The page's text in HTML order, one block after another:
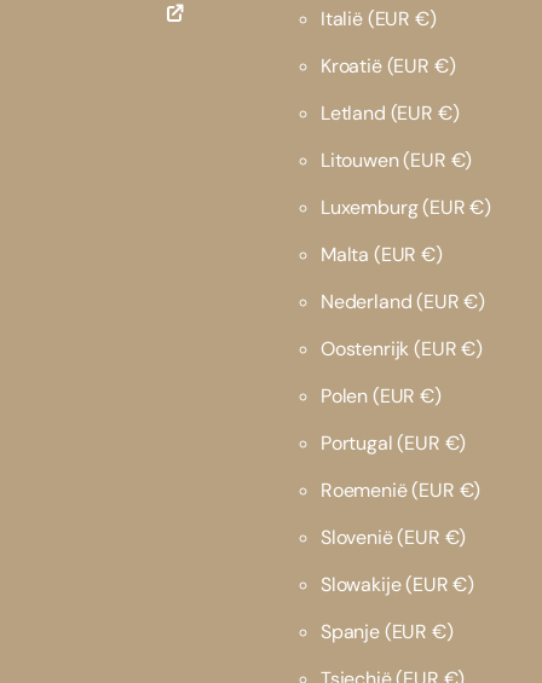
Italië(EUR €)
Kroatië(EUR €)
Letland (EUR €)
Litouwen(EUR €)
Luxemburg(EUR €)
Malta (EUR €)
Nederland(EUR €)
Oostenrijk(EUR €)
Polen(EUR €)
Portugal(EUR €)
Roemenië(EUR €)
Slovenië(EUR €)
Slowakije(EUR €)
Spanje(EUR €)